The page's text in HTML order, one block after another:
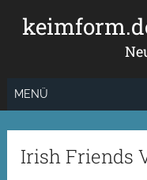
Inhalt
MENÜ
Irish Friends